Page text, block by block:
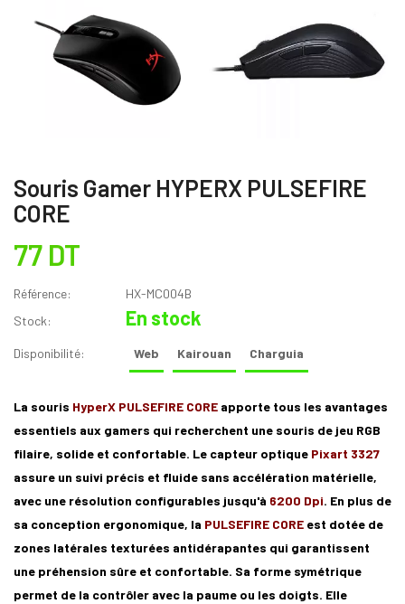
Souris Gamer HYPERX PULSEFIRE
CORE
77 DT
Référence:
HX-MC004B
Stock:
En stock
Disponibilité: Web Kairouan Charguia
La souris HyperX PULSEFIRE COREapporte tous les avantages
essentiels aux gamers qui recherchent une souris de jeu RGB
filaire, solide et confortable. Le capteur optique Pixart 3327
assure un suivi précis et fluide sans accélération matérielle,
avec une résolution configurables jusqu'à 6200 Dpi. En plus de
sa conception ergonomique, la PULSEFIRE CORE est dotée de
zones latérales texturées antidérapantes qui garantissent
une préhension sûre et confortable. Sa forme symétrique
permet de la contrôler avec la paume ou les doigts. Elle